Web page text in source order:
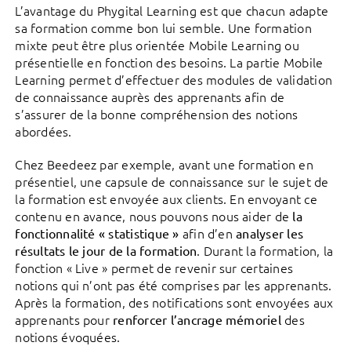
L’avantage du Phygital Learning est que chacun adapte
sa formation comme bon lui semble. Une formation
mixte peut être plus orientée Mobile Learning ou
présentielle en fonction des besoins. La partie Mobile
Learning permet d’effectuer des modules de validation
de connaissance auprès des apprenants afin de
s’assurer de la bonne compréhension des notions
abordées.
Chez Beedeez par exemple, avant une formation en
présentiel, une capsule de connaissance sur le sujet de
la formation est envoyée aux clients. En envoyant ce
contenu en avance, nous pouvons nous aider de la
fonctionnalité « statistique » afin d’enanalyser les
résultats le jour de la formation. Durant la formation, la
fonction « Live » permet de revenir sur certaines
notions qui n’ont pas été comprises par les apprenants.
Après la formation, des notifications sont envoyées aux
apprenants pour renforcer l’ancrage mémorieldes
notions évoquées.